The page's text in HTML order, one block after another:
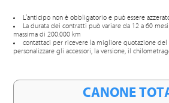
L'anticipo non è obbligatorio e può essere
La durata dei contratti può variare da 12 a 60
massima di 200.000 km
contattaci per ricevere la migliore quotazione
personalizzare gli accessori, la versione, il
CANONE